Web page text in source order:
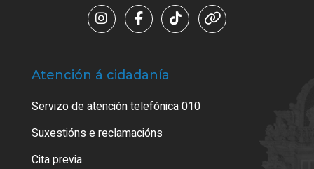
Atención á cidadanía
Servizo de atención telefónica 010
Suxestións e reclamacións
Cita previa